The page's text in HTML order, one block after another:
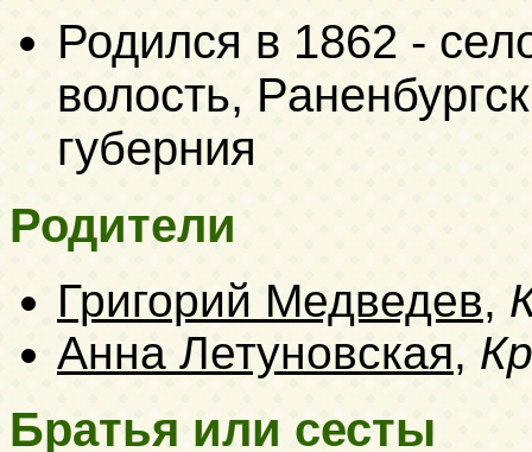
Родился в 1862 -
волость,
губерния
Родители
Григорий Медведев,
Анна Летуновская,
Братья или сесты